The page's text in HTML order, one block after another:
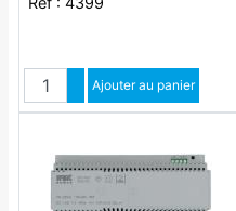
QuantitéAugmenter quantité
Diminuer quantité
Ajouter au panier